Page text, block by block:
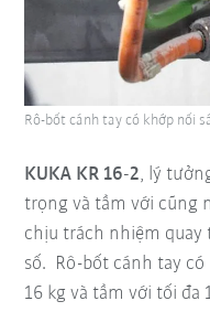
KUKA KR 16-2, lý
trọng và tầm với cũng
chịu trách nhiệm quay
số. Rô-bốt cánh tay
16 kg và tầm với tối đa
Rô-bốt cánh tay có khớp nối